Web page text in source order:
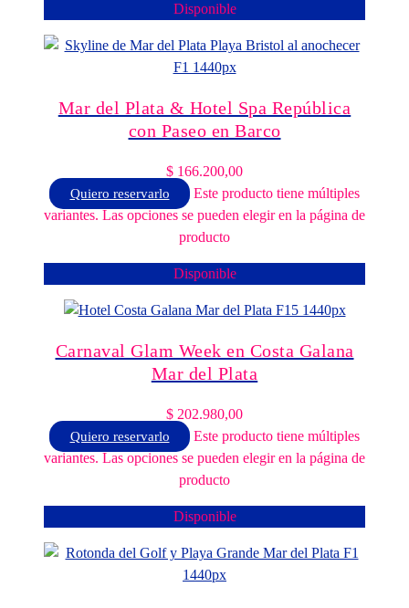
Disponible
Mar del Plata & Hotel Spa República
con Paseo en Barco
$ 166.200,00
Quiero reservarlo
Este producto tiene múltiples
variantes. Las opciones se pueden elegir en la página de
producto
Disponible
Carnaval Glam Week en Costa Galana
Mar del Plata
$ 202.980,00
Quiero reservarlo
Este producto tiene múltiples
variantes. Las opciones se pueden elegir en la página de
producto
Disponible